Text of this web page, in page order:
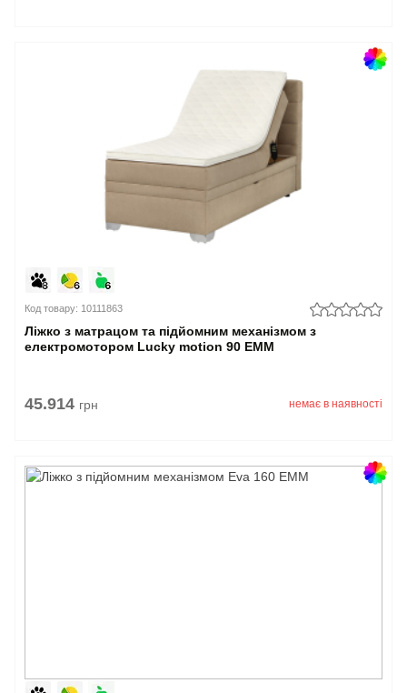
Код товару: 10111863
Ліжко з матрацом та підйомним механізмом з
електромотором Lucky motion 90 EMM
45.914 грн немає в наявності